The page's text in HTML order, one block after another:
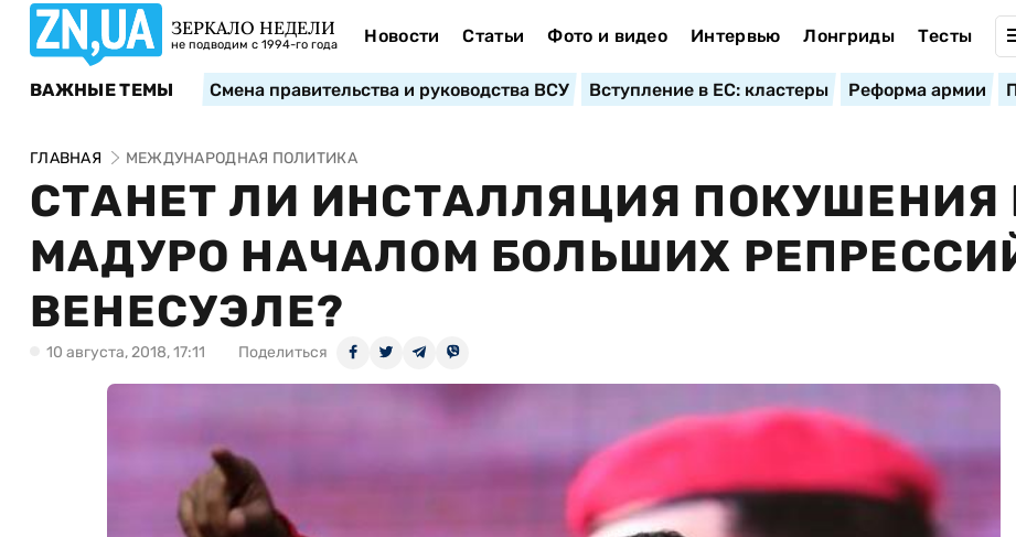
ЗЕРКАЛО НЕДЕЛИ
не подводим с 1994-го года Новости Статьи Фото и видео Интервью Лонгриды Тесты
ВАЖНЫЕ ТЕМЫ Смена правительства и руководства ВСУ Вступление в ЕС: кластеры Реформа армии
ГЛАВНАЯ МЕЖДУНАРОДНАЯ ПОЛИТИКА
СТАНЕТ ЛИ ИНСТАЛЛЯЦИЯ ПОКУШЕНИЯ
МАДУРО НАЧАЛОМ БОЛЬШИХ
ВЕНЕСУЭЛЕ?
10 августа, 2018, 17:11 Поделиться